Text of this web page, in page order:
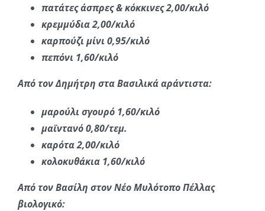
πατάτες άσπρες & κόκκινες 2,00/κιλό
κρεμμύδια 2,00/κιλό
καρπούζι μίνι 0,95/κιλό
πεπόνι 1,60/κιλό
Από τον Δημήτρη στα Βασιλικά αράντιστα:
μαρούλι σγουρό 1,60/κιλό
μαϊντανό 0,80/τεμ.
καρότα 2,00/κιλό
κολοκυθάκια 1,60/κιλό
Από τον Βασίλη στον Νέο Μυλότοπο Πέλλας
βιολογικό: